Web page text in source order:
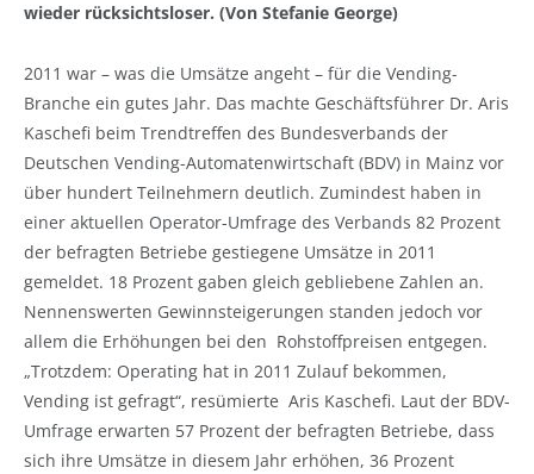
wieder rücksichtsloser. (Von Stefanie George)
2011 war – was die Umsätze angeht – für die Vending-
Branche ein gutes Jahr. Das machte Geschäftsführer Dr. Aris
Kaschefi beim Trendtreffen des Bundesverbands der
Deutschen Vending-Automatenwirtschaft (BDV) in Mainz vor
über hundert Teilnehmern deutlich. Zumindest haben in
einer aktuellen Operator-Umfrage des Verbands 82 Prozent
der befragten Betriebe gestiegene Umsätze in 2011
gemeldet. 18 Prozent gaben gleich gebliebene Zahlen an.
Nennenswerten Gewinnsteigerungen standen jedoch vor
allem die Erhöhungen bei den Rohstoffpreisen entgegen.
„Trotzdem: Operating hat in 2011 Zulauf bekommen,
Vending ist gefragt“, resümierte Aris Kaschefi. Laut der BDV-
Umfrage erwarten 57 Prozent der befragten Betriebe, dass
sich ihre Umsätze in diesem Jahr erhöhen, 36 Prozent